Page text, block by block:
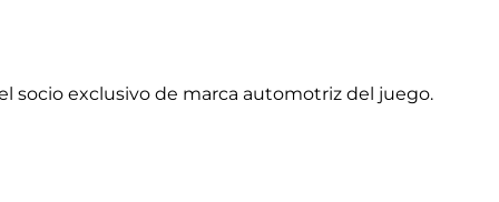
Costa Rica
socio exclusivo de marca automotriz del juego.